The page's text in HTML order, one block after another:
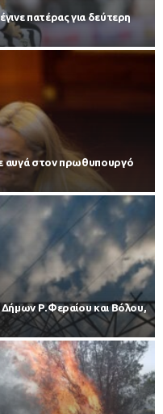
πατέρας για δεύτερη
αυγά στον πρωθυπουργό
Δήμων Ρ.Φεραίου και Βόλου,